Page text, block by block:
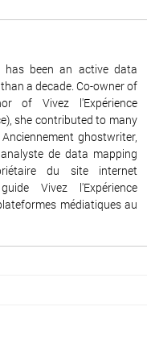
has been an active data
a decade. Co-owner of
of Vivez l'Expérience
she contributed to many
ghostwriter,
de data mapping
du site internet
Vivez l'Expérience
médiatiques au